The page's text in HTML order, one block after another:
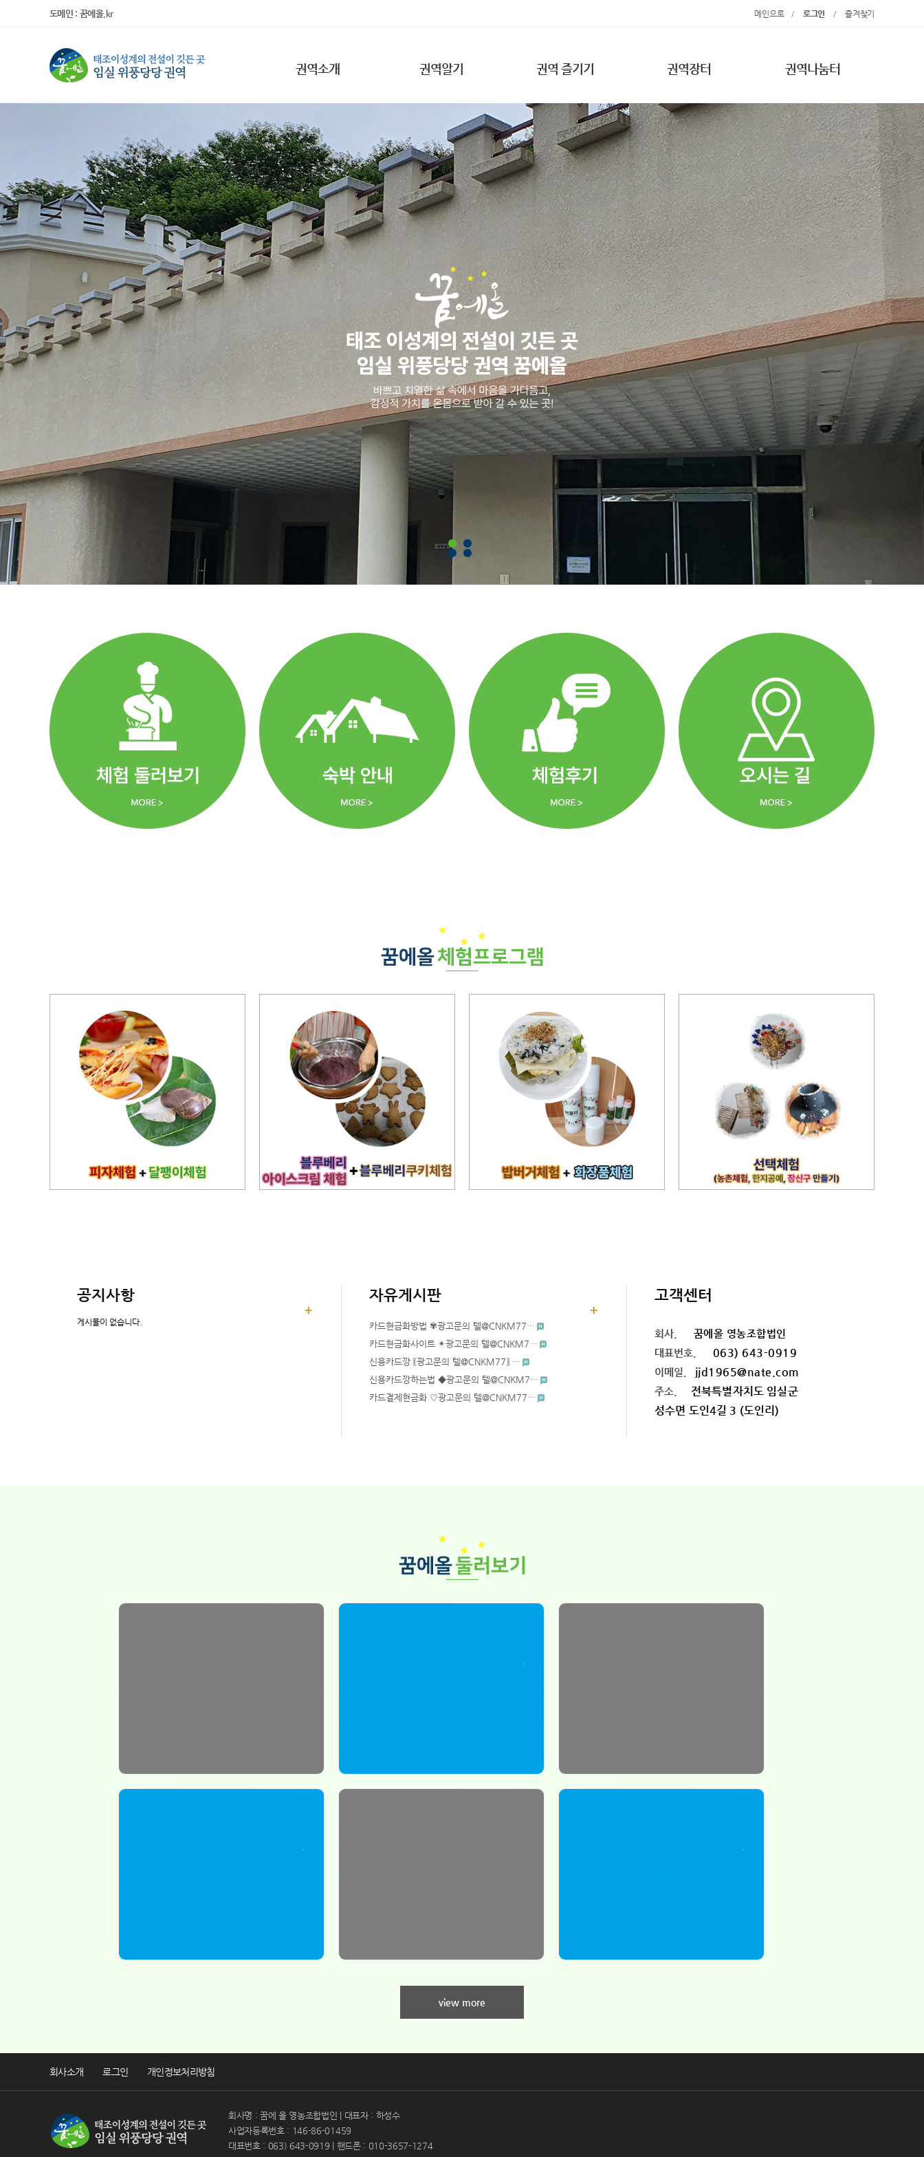
도메인 : 꿈에올.kr 즐겨찾기
로그인 /
메인으로/
권역소개 권역알기 권역 즐기기 권역장터 권역나눔터
공지사항
게시물이 없습니다.
자유게시판
카드현금화방법 ✾광고문의 텔@CNKM77…
카드현금화사이트 ✴광고문의 텔@CNKM7…
신용카드깡 〖광고문의 텔@CNKM77〗 …
신용카드깡하는법 ◆광고문의 텔@CNKM7…
카드결제현금화 ♡광고문의 텔@CNKM77…
고객센터
회사. 꿈에올 영농조합법인
대표번호. 063) 643-0919
이메일. jjd1965@nate.com
주소. 전북특별자치도 임실군
성수면 도인4길 3 (도인리)
view more
회사소개 로그인 개인정보처리방침
회사명 : 꿈에 올 영농조합법인 | 대표자 : 하성수
사업자등록번호 : 146-86-01459
대표번호 : 063) 643-0919 | 핸드폰 : 010-3657-1274